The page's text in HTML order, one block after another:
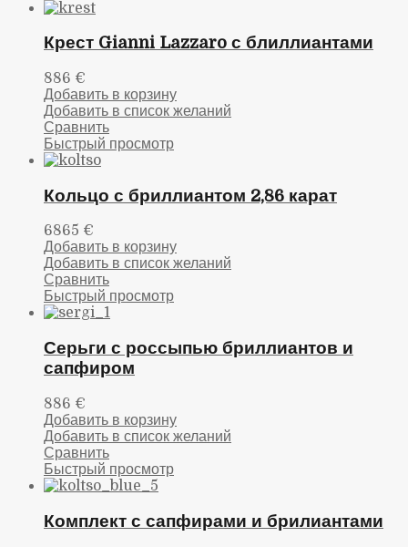
Крест Gianni Lazzaro с блиллиантами
886 €
Добавить в корзину
Добавить в список желаний
Сравнить
Быстрый просмотр
Кольцо с бриллиантом 2,86 карат
6865 €
Добавить в корзину
Добавить в список желаний
Сравнить
Быстрый просмотр
Серьги с россыпью бриллиантов и
сапфиром
886 €
Добавить в корзину
Добавить в список желаний
Сравнить
Быстрый просмотр
Комплект с сапфирами и брилиантами